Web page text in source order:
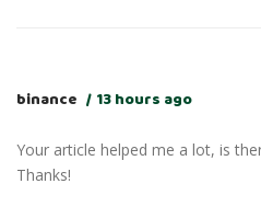
binance 13 hours ago
Your article helped me a lot, is
Thanks!